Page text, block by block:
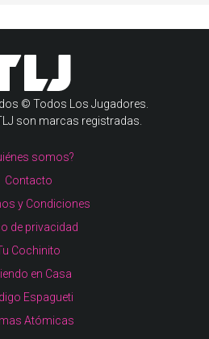
© Todos Los Jugadores.
son marcas registradas.
somos?
Contacto
y Condiciones
de privacidad
Cochinito
en Casa
Espagueti
Atómicas